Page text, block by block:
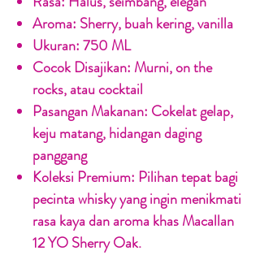
Aroma: Sherry, buah kering, vanilla
Ukuran:750 ML
Cocok Disajikan: Murni, on the
rocks, atau cocktail
Pasangan Makanan: Cokelat gelap,
keju matang, hidangan daging
panggang
Koleksi Premium: Pilihan tepat bagi
pecinta whisky yang ingin menikmati
rasa kaya dan aroma khas Macallan
12 YO Sherry Oak.